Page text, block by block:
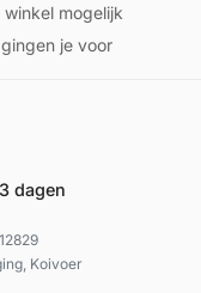
mogelijk
je voor
3 dagen
Koivoer